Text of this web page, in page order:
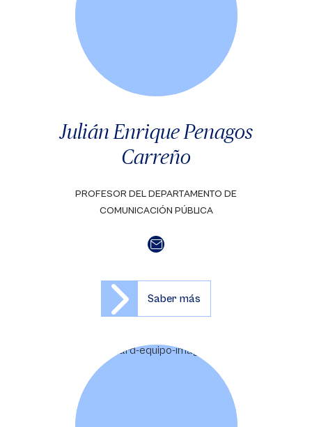
Julián Enrique Penagos
Carreño
PROFESOR DEL DEPARTAMENTO DE
COMUNICACIÓN PÚBLICA
Saber más